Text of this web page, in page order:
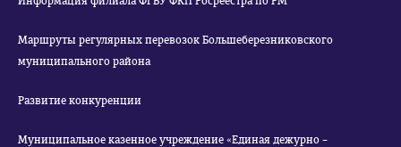
Маршруты регулярных перевозок Большеберезниковского
муниципального района
Развитие конкуренции
Муниципальное казенное учреждение «Единая дежурно –